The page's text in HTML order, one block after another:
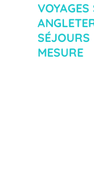
VOYAGES
SÉJOURS
MESURE